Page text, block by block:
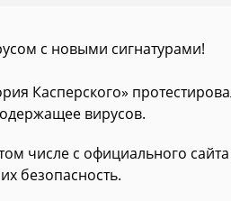
с новыми сигнатурами!
Касперского»
вирусов.
числе с официального
безопасность.